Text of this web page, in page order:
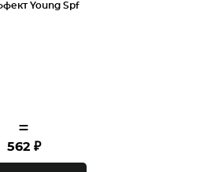
Young Spf
=
562 ₽